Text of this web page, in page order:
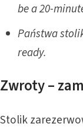
be a 20-
Państwa
ready.
Zwroty –
Stolik